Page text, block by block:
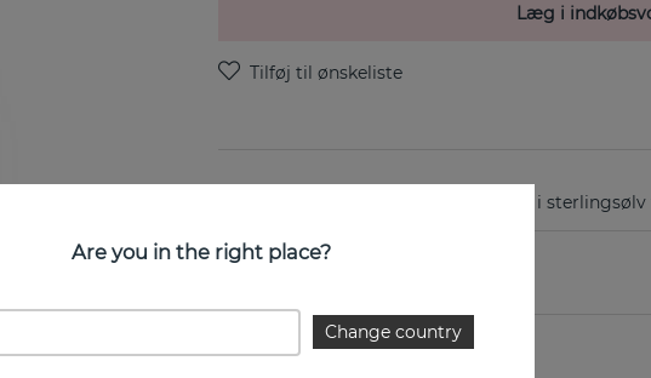
Læg i
Little Miss Butterfly-Sølv er en ring i
EGENSKABER
STØRRELSESGUIDE
Are you in the right place?
Change country